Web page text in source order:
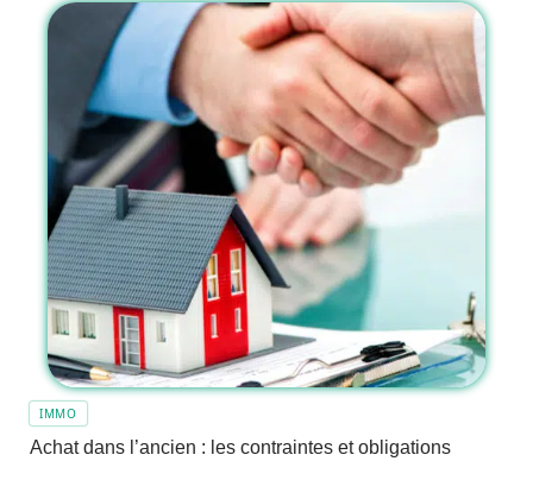
IMMO
Achat dans l’ancien : les contraintes et obligations